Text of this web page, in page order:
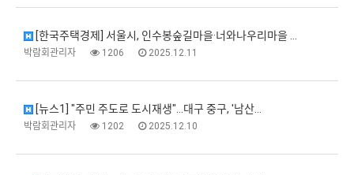
[한국주택경제] 서울시, 인수봉숲길마을·너와나우리마을 …
박람회관리자 1206 2025.12.11
[뉴스1] "주민 주도로 도시재생"…대구 중구, '남산…
박람회관리자 1202 2025.12.10